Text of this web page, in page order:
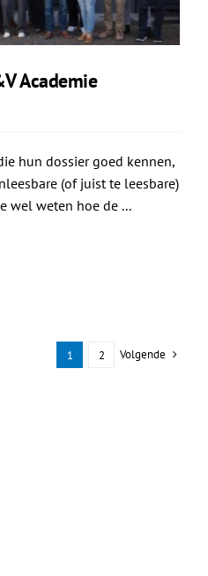
Academie
hun dossier goed kennen,
(of juist te leesbare)
wel weten hoe de ...
1 2 Volgende